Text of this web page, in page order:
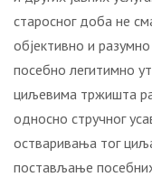
старосног доба не
објективно и
посебно легитимно
циљевима тржишта
односно стручног
остваривања тог
постављање